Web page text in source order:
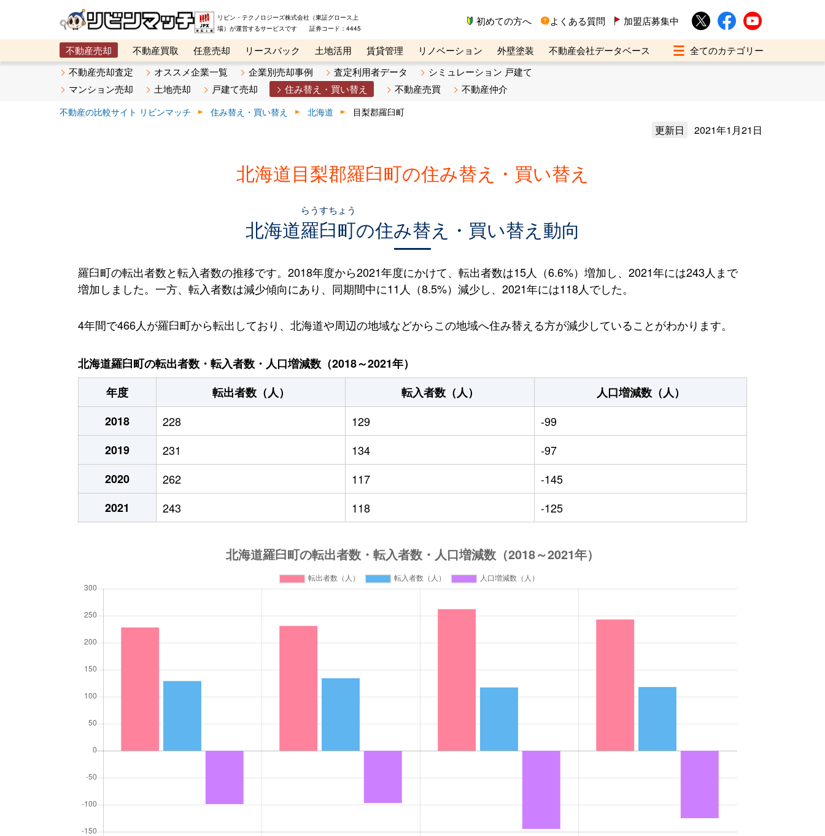
リビン・テクノロジーズ株式会社（東証グロース上
場）が運営するサービスです 証券コード：4445
初めての方へ よくある質問 加盟店募集中
不動産売却 不動産買取 任意売却 リースバック 土地活用 賃貸管理 リノベーション 外壁塗装
不動産会社データベース
メタ住宅展示場
ベスト不動産カンパニー オンライン講座 リビンマガジンBiz 不動産売却ご相談デスク
不動産売却査定 オススメ企業一覧 企業別売却事例 査定利用者データ
シミュレーション 戸建て
マンション売却
土地売却 戸建て売却 住み替え・買い替え 不動産売買 不動産仲介
不動産の比較サイト リビンマッチ 住み替え・買い替え 北海道 目梨郡羅臼町
更新日 2021年1月21日
北海道目梨郡羅臼町の住み替え・買い替え
北海道羅臼町
らうすちょう
の住み替え・買い替え動向
羅臼町の転出者数と転入者数の推移です。2018年度から2021年度にかけて、転出者数は15人（6.6%）増加し、2021年には243人まで
増加しました。一方、転入者数は減少傾向にあり、同期間中に11人（8.5%）減少し、2021年には118人でした。
4年間で466人が羅臼町から転出しており、北海道や周辺の地域などからこの地域へ住み替える方が減少していることがわかります。
北海道羅臼町の転出者数・転入者数・人口増減数（2018～2021年）
年度
転出者数（人） 転入者数（人）
人口増減数（人）
2018
228 129
-99
2019
231 134
-97
2020
262 117
-145
2021
243 118 -125